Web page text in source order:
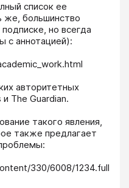
список ее
же, большинство
но всегда
с аннотацией):
авторитетных
The Guardian.
такого явления,
также предлагает
330/6008/1234.full